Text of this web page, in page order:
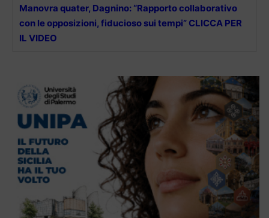
Manovra quater, Dagnino: “Rapporto collaborativo
con le opposizioni, fiducioso sui tempi” CLICCA PER
IL VIDEO